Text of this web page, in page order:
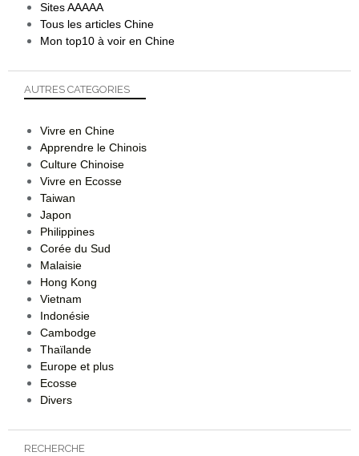
RECHERCHE
Sites AAAAA
Tous les articles Chine
Mon top10 à voir en Chine
AUTRES CATEGORIES
Vivre en Chine
Apprendre le Chinois
Culture Chinoise
Vivre en Ecosse
Taiwan
Japon
Philippines
Corée du Sud
Malaisie
Hong Kong
Vietnam
Indonésie
Cambodge
Thaïlande
Europe et plus
Ecosse
Divers